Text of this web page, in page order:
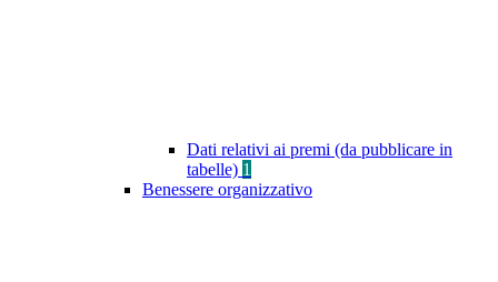
Dati relativi ai premi (da pubblicare in
tabelle) 1
Benessere organizzativo